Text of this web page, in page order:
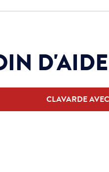
CLAVARDE